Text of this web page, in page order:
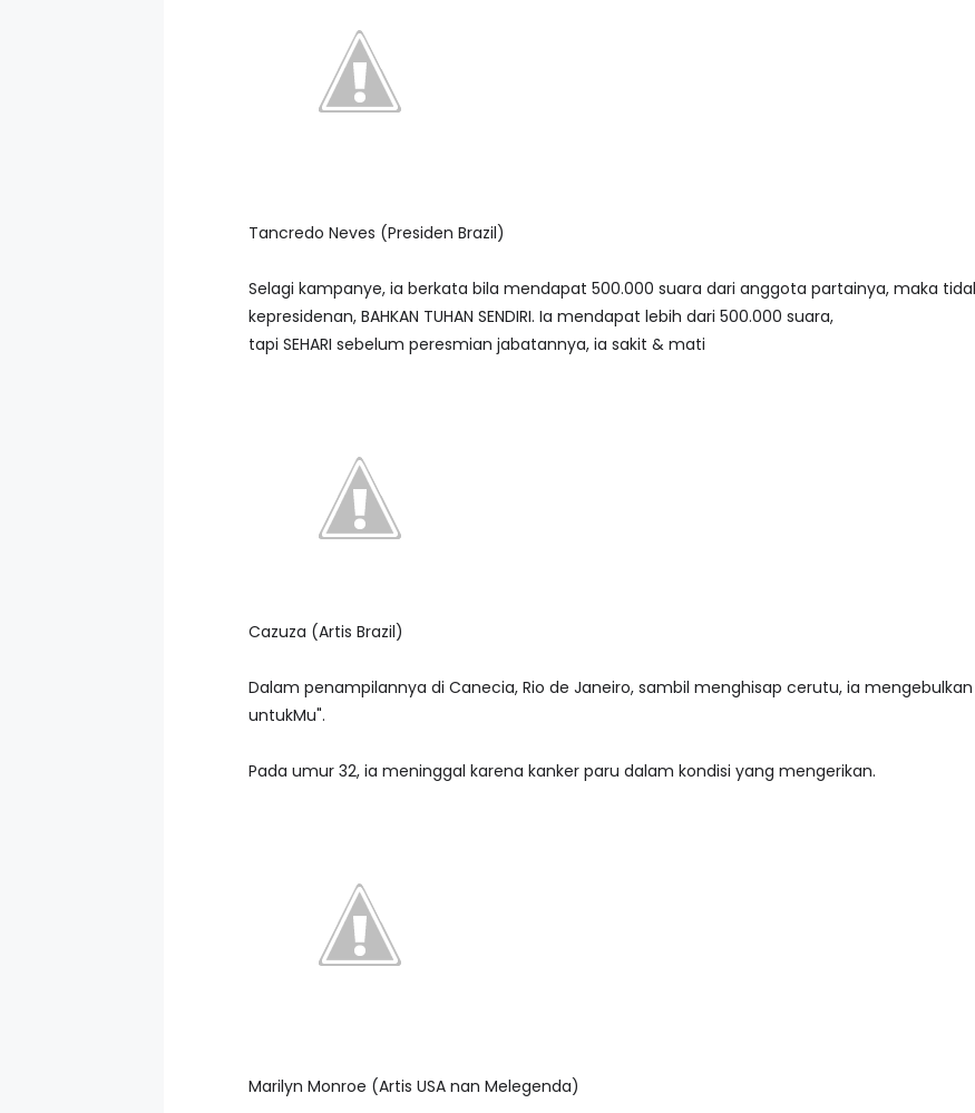
Tancredo Neves (Presiden Brazil)
Selagi kampanye, ia berkata bila mendapat 500.000 suara dari anggota partainya, maka
kepresidenan, BAHKAN TUHAN SENDIRI. Ia mendapat lebih dari 500.000 suara,
tapi SEHARI sebelum peresmian jabatannya, ia sakit & mati
Cazuza (Artis Brazil)
Dalam penampilannya di Canecia, Rio de Janeiro, sambil menghisap cerutu, ia
untukMu".
Pada umur 32, ia meninggal karena kanker paru dalam kondisi yang mengerikan.
Marilyn Monroe (Artis USA nan Melegenda)